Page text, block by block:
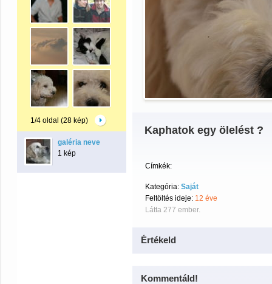
1/4 oldal (28 kép)
galéria neve
1 kép
Kaphatok egy ölelést ?
Címkék:
Kategória: Saját
Feltöltés ideje: 12 éve
Látta 277 ember.
Értékeld
Kommentáld!